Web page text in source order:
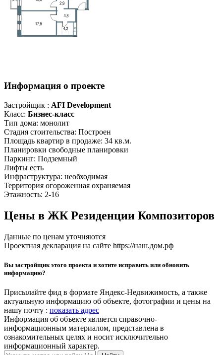
Информация о проекте
Застройщик : AFI Development
Класс: Бизнес-класс
Тип дома: монолит
Стадия стоительства: Построен
Площадь квартир в продаже: 34 кв.м.
Планировки свободные планировки
Паркинг: Подземный
Лифты есть
Инфраструктура: необходимая
Территория огороженная охраняемая
Этажность: 2-16
Цены в ЖК Резиденции Композиторов
Данные по ценам уточняются
Проектная декларация на сайте https://наш.дом.рф
Вы застройщик этого проекта и хотите исправить или обновить
информацию?
Присылайте фид в формате Яндекс-Недвижимость, а также
актуальную информацию об объекте, фотографии и цены на
нашу почту : показать адрес
Информация об объекте является справочно-
информационным материалом, представлена в
ознакомительных целях и носит исключительно
информационный характер.